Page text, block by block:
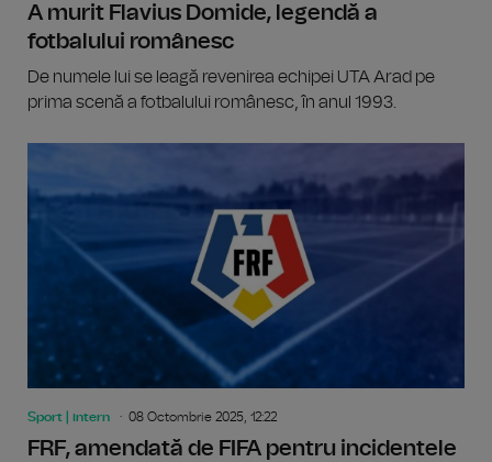
A murit Flavius Domide, legendă a
fotbalului românesc
De numele lui se leagă revenirea echipei UTA Arad pe
prima scenă a fotbalului românesc, în anul 1993.
Sport | intern 08 Octombrie 2025, 12:22
FRF, amendată de FIFA pentru incidentele